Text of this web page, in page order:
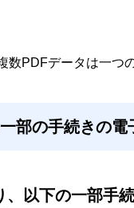
PDFデータは一つ
部の手続きの電
、以下の一部手